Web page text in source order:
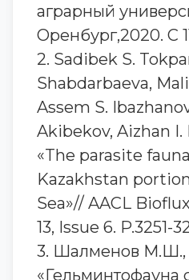
аграрный
Оренбург,2020. С
2. Sadibek S.
Shabdarbaeva,
Assem S.
Akibekov, Aizhan
«The parasite
Kazakhstan
Sea»// AACL
13, Issue 6. P.3251-
3. Шалменов М.Ш.,
«Гельминтофауна